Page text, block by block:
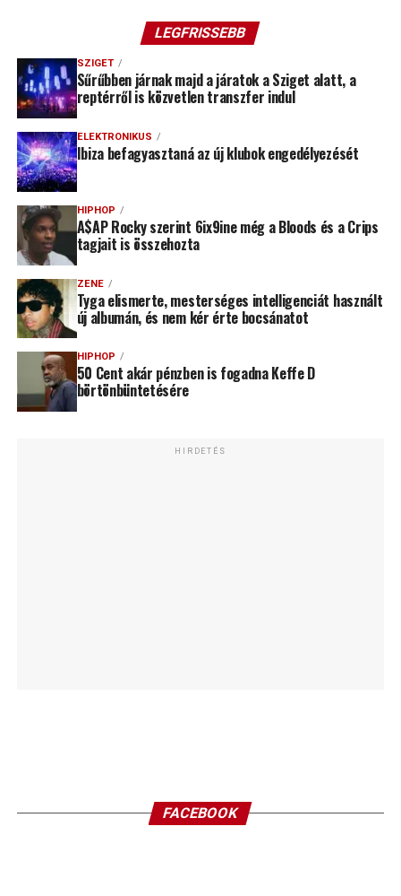
LEGFRISSEBB
SZIGET
Sűrűbben járnak majd a járatok a Sziget alatt, a
reptérről is közvetlen transzfer indul
ELEKTRONIKUS
Ibiza befagyasztaná az új klubok engedélyezését
HIPHOP
A$AP Rocky szerint 6ix9ine még a Bloods és a Crips
tagjait is összehozta
ZENE
Tyga elismerte, mesterséges intelligenciát használt
új albumán, és nem kér érte bocsánatot
HIPHOP
50 Cent akár pénzben is fogadna Keffe D
börtönbüntetésére
HIRDETÉS
FACEBOOK